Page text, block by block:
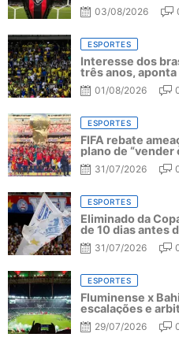
03/08/2026
ESPORTES
Interesse dos
três anos,
01/08/2026
ESPORTES
FIFA rebate
plano de “vender
31/07/2026
ESPORTES
Eliminado da
de 10 dias antes
31/07/2026
ESPORTES
Fluminense x
escalações e
29/07/2026